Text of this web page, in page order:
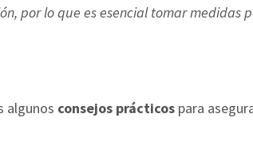
por lo que esesencial tomar medidas
algunos consejos prácticos para